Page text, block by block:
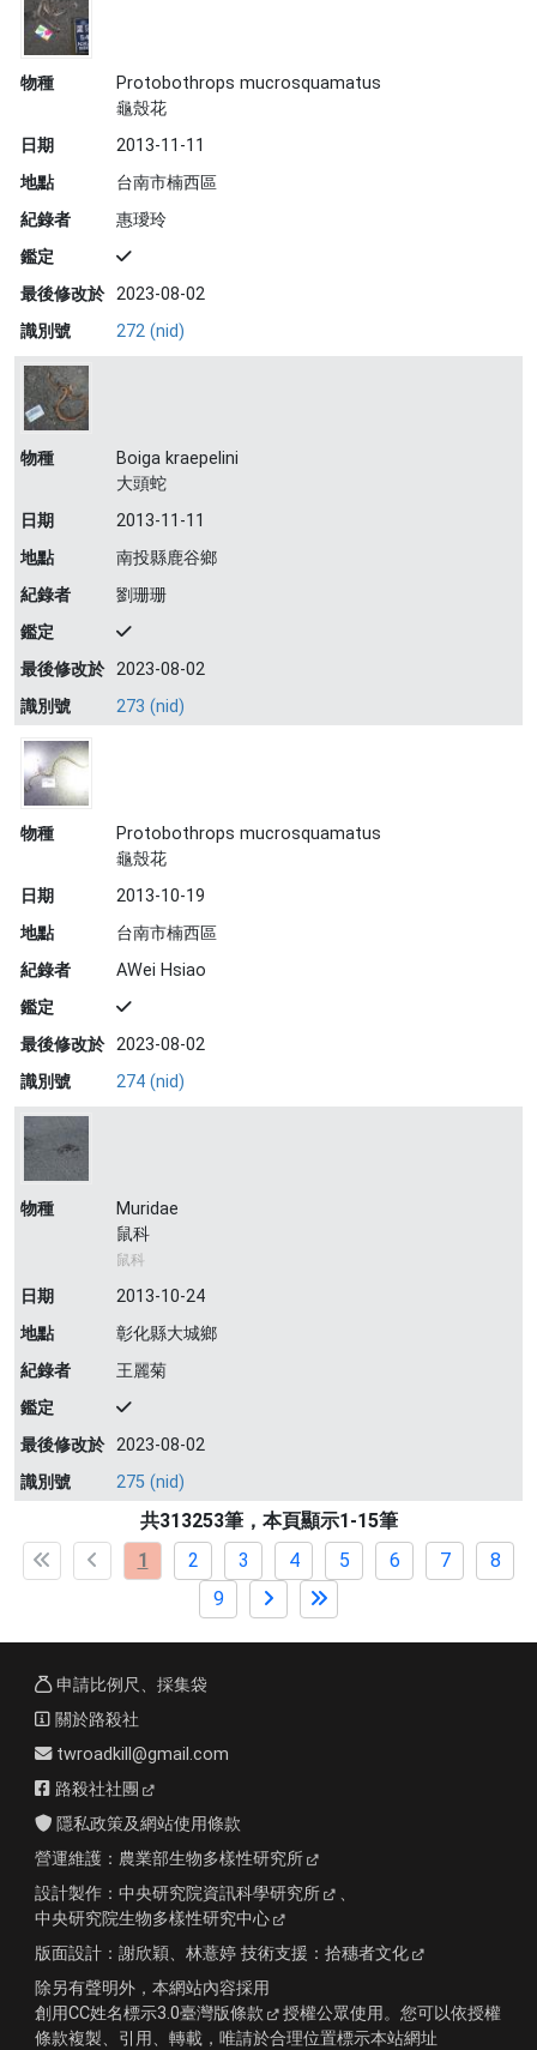
物種
Protobothrops mucrosquamatus
龜殼花
日期
2013-11-11
地點
台南市楠西區
紀錄者
惠璦玲
鑑定
最後修改於 2023-08-02
識別號
272 (nid)
物種
Boiga kraepelini
大頭蛇
日期
2013-11-11
地點
南投縣鹿谷鄉
紀錄者
劉珊珊
鑑定
最後修改於 2023-08-02
識別號
273 (nid)
物種
Protobothrops mucrosquamatus
龜殼花
日期
2013-10-19
地點
台南市楠西區
紀錄者
AWei Hsiao
鑑定
最後修改於 2023-08-02
識別號
274 (nid)
物種
Muridae
鼠科
鼠科
日期
2013-10-24
地點
彰化縣大城鄉
紀錄者
王麗菊
鑑定
最後修改於 2023-08-02
識別號
275 (nid)
共313253筆，本頁顯示1-15筆
1
2 3 4 5 6 7
8
9
申請比例尺、採集袋
關於路殺社
twroadkill@gmail.com
路殺社社團
隱私政策及網站使用條款
營運維護： 農業部生物多樣性研究所
設計製作： 中央研究院資訊科學研究所
、
中央研究院生物多樣性研究中心
版面設計： 謝欣穎、林薏婷 技術支援： 拾穗者文化
除另有聲明外，本網站內容採用
創用CC姓名標示3.0臺灣版條款
授權公眾使用。您可以依授權
條款複製、引用、轉載，唯請於合理位置標示本站網址